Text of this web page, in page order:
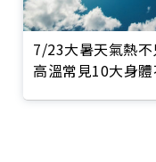
7/23大暑天氣熱
高溫常見10大身